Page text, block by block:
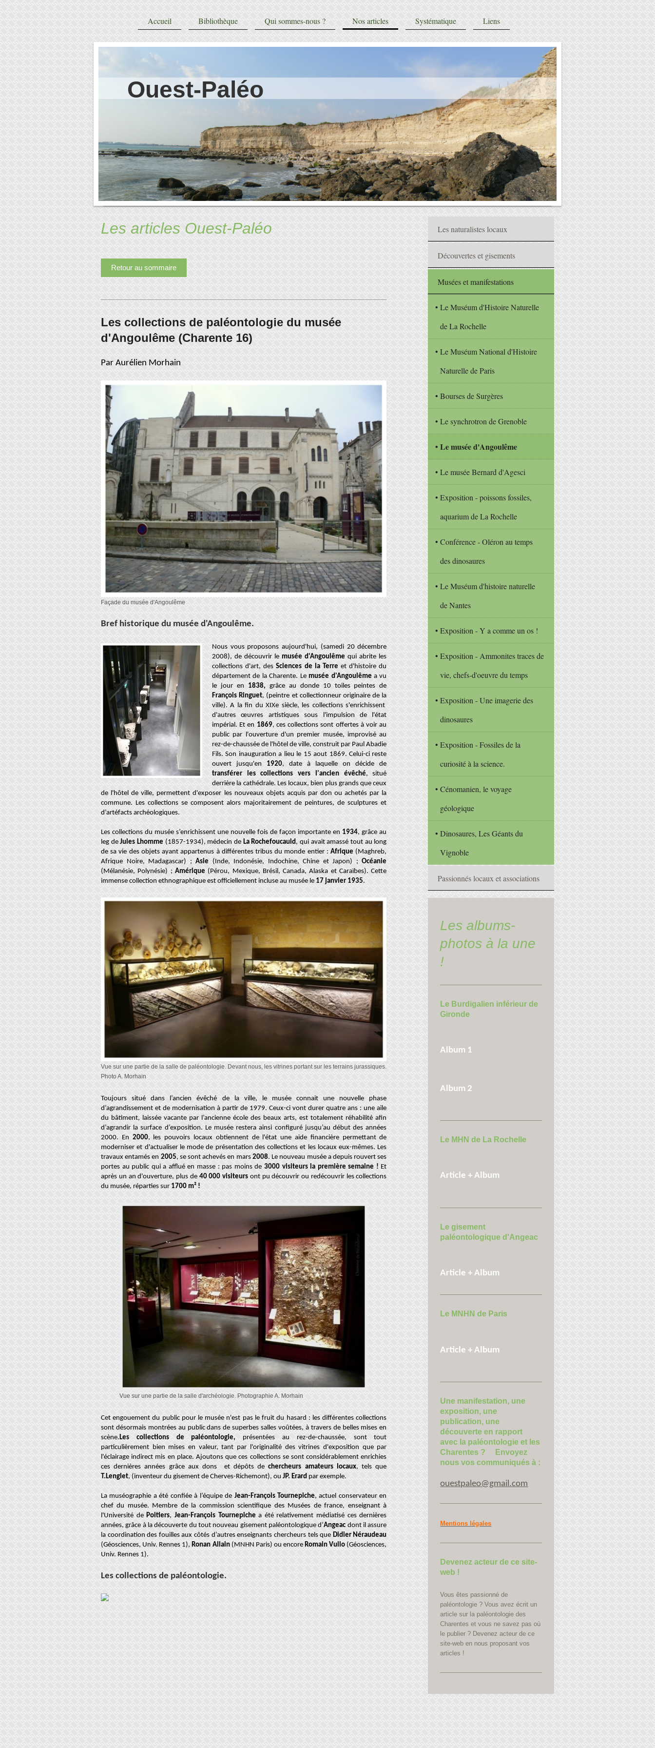
Accueil Bibliothèque Qui sommes-nous ? Nos articles Systématique Liens
Ouest-Paléo
Les articles Ouest-Paléo
Retour au sommaire
Les collections de paléontologie du musée
d'Angoulême (Charente 16)
Par Aurélien Morhain
Façade du musée d'Angoulême
Bref historique du musée d'Angoulême.
Nous vous proposons aujourd'hui, (samedi 20 décembre
2008), de découvrir lemusée d'Angoulêmequi abrite les
collections d'art, desSciences de la Terreet d'histoire du
département de la Charente.Lemusée d'Angoulêmea vu
le jour en1838,grâce au donde 10 toiles peintes de
François Ringuet, (peintre et collectionneur originaire de la
ville). A la fin du XIXe siècle, les collections s'enrichissent
d'autres œuvres artistiques sous l'impulsion de l'état
impérial. Et en1869, ces collections sont offertes à voir au
public par l'ouverture d'un premier musée, improvisé au
rez-de-chaussée de l'hôtel de ville, construit par Paul Abadie
Fils. Son inauguration a lieu le 15 aout 1869. Celui-ci reste
ouvert jusqu'en1920, date à laquelle on décide de
transférer les collections vers l'ancien évêché, situé
derrière la cathédrale. Les locaux, bien plus grands que ceux
de l'hôtel de ville, permettent d'exposer les nouveaux objets acquis par don ou achetés par la
commune. Les collections se composent alors majoritairement de peintures, de sculptures et
d’artéfacts archéologiques.
Les collections du musée s’enrichissent une nouvelle fois de façon importante en1934, grâce au
leg deJules Lhomme(1857-1934), médecin deLa Rochefoucauld, qui avait amassé tout au long
de sa vie des objets ayant appartenus à différentes tribus du monde entier :Afrique(Maghreb,
Afrique Noire, Madagascar) ;Asie(Inde, Indonésie, Indochine, Chine et Japon) ;Océanie
(Mélanésie, Polynésie) ;Amérique(Pérou, Mexique, Brésil, Canada, Alaska et Caraïbes). Cette
immense collection ethnographique est officiellement incluse au musée le17 janvier 1935.
Vue sur une partie de la salle de paléontologie. Devant nous, les vitrines portant sur les terrains jurassiques.
Photo A. Morhain
Toujours situé dans l’ancien évêché de la ville, le musée connait une nouvelle phase
d’agrandissement et de modernisation à partir de 1979. Ceux-ci vont durer quatre ans : une aile
du bâtiment, laissée vacante par l’ancienne école des beaux arts, est totalement réhabilité afin
d’agrandir la surface d’exposition. Le musée restera ainsi configuré jusqu’au début des années
2000. En2000, les pouvoirs locaux obtiennent de l'état une aide financière permettant de
moderniser et d'actualiser le mode de présentation des collections et les locaux eux-mêmes. Les
travaux entamés en2005, se sont achevés en mars2008. Le nouveau musée a depuis rouvert ses
portes au public qui a afflué en masse : pas moins de3000 visiteurs la première semaine !Et
après un an d'ouverture, plus de40 000 visiteursont pu découvrir ou redécouvrir les collections
du musée, réparties sur1700 m² !
Vue sur une partie de la salle d'archéologie. Photographie A. Morhain
Cet engouement du public pour le musée n'est pas le fruit du hasard : les différentes collections
sont désormais montrées au public dans de superbes salles voûtées, à travers de belles mises en
scène.Les collections de paléontologie,
présentées au rez-de-chaussée, sont tout
particulièrement bien mises en valeur, tant par l'originalité des vitrines d'exposition que par
l'éclairage indirect mis en place. Ajoutons que ces collections se sont considérablement enrichies
ces dernières années grâce aux dons et dépôts dechercheurs amateurs locaux, tels que
T.Lenglet, (inventeur du gisement de Cherves-Richemont), ouJP. Erardpar exemple.
La muséographie a été confiée à l’équipe deJean-François Tournepiche, actuel conservateur en
chef du musée. Membre de la commission scientifique des Musées de france, enseignant à
l'Université dePoitiers,Jean-François Tournepichea été relativement médiatisé ces dernières
années, grâce à la découverte du tout nouveau gisement paléontologique d’Angeacdont il assure
la coordination des fouilles aux côtés d’autres enseignants chercheurs tels queDidier Néraudeau
(Géosciences, Univ. Rennes 1),Ronan Allain(MNHN Paris) ou encoreRomain Vullo(Géosciences,
Univ. Rennes 1).
Les collections de paléontologie.
Les naturalistes locaux
Découvertes et gisements
Musées et manifestations
Le Muséum d'Histoire Naturelle
de La Rochelle
Le Muséum National d'Histoire
Naturelle de Paris
Bourses de Surgères
Le synchrotron de Grenoble
Le musée d'Angoulême
Le musée Bernard d'Agesci
Exposition - poissons fossiles,
aquarium de La Rochelle
Conférence - Oléron au temps
des dinosaures
Le Muséum d'histoire naturelle
de Nantes
Exposition - Y a comme un os !
Exposition - Ammonites traces de
vie, chefs-d'oeuvre du temps
Exposition - Une imagerie des
dinosaures
Exposition - Fossiles de la
curiosité à la science.
Cénomanien, le voyage
géologique
Dinosaures, Les Géants du
Vignoble
Passionnés locaux et associations
Les albums-
photos à la une
!
Le Burdigalien inférieur de
Gironde
Album 1
Album 2
Le MHN de La Rochelle
Article + Album
Le gisement
paléontologique d'Angeac
Article + Album
Le MNHN de Paris
Article + Album
Une manifestation, une
exposition, une
publication, une
découverte en rapport
avec la paléontologie et les
Charentes ? Envoyez
nous vos communiqués à :
ouestpaleo@gmail.com
Mentions légales
Devenez acteur de ce site-
web !
Vous êtes passionné de
paléontologie ? Vous avez écrit un
article sur la paléontologie des
Charentes et vous ne savez pas où
le publier ? Devenez acteur de ce
site-web en nous proposant vos
articles !